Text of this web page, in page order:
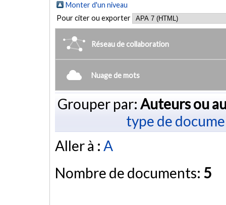
Monter d'un niveau
Pour citer ou exporter
Réseau de collaboration
Nuage de mots
Grouper par: Auteurs ou
type de
Aller à : A
Nombre de documents: 5